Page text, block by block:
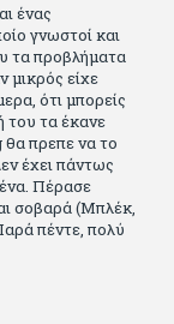
ένας
γνωστοί και
τα προβλήματα
μικρός είχε
ότι μπορείς
του τα έκανε
πρεπε να το
έχει πάντως
Πέρασε
σοβαρά (Μπλέκ,
πέντε, πολύ
τον κερδίσουν
κυρίως γιατί